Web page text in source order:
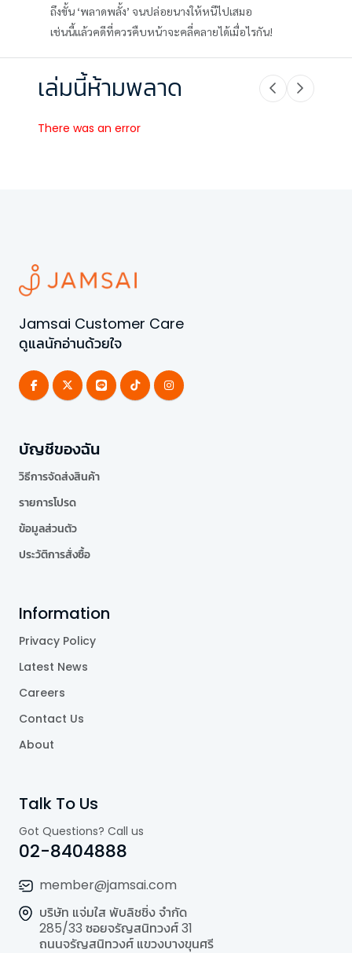
ถึงขั้น ‘พลาดพลั้ง’ จนปล่อยนางให้หนีไปเสมอ
เช่นนี้แล้วคดีที่ควรคืบหน้าจะคลี่คลายได้เมื่อไรกัน!
เล่มนี้ห้ามพลาด
There was an error
Jamsai Customer Care
ดูแลนักอ่านด้วยใจ
บัญชีของฉัน
วิธีการจัดส่งสินค้า
รายการโปรด
ข้อมูลส่วนตัว
ประวัติการสั่งซื้อ
Information
Privacy Policy
Latest News
Careers
Contact Us
About
Talk To Us
Got Questions? Call us
02-8404888
member@jamsai.com
บริษัท แจ่มใส พับลิชชิ่ง จำกัด
285/33 ซอยจรัญสนิทวงศ์ 31
ถนนจรัญสนิทวงศ์ แขวงบางขุนศรี